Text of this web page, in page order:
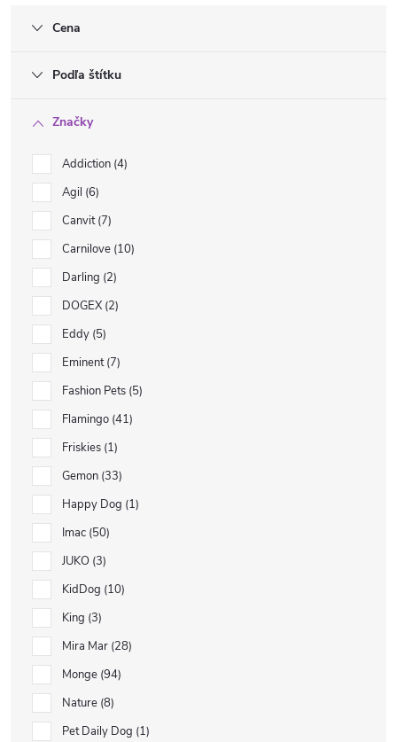
Cena
Podľa štítku
Značky
Addiction 4
Agil 6
Canvit 7
Carnilove 10
Darling 2
DOGEX 2
Eddy 5
Eminent 7
Fashion Pets 5
Flamingo 41
Friskies 1
Gemon 33
Happy Dog 1
Imac 50
JUKO 3
KidDog 10
King 3
Mira Mar 28
Monge 94
Nature 8
Pet Daily Dog 1